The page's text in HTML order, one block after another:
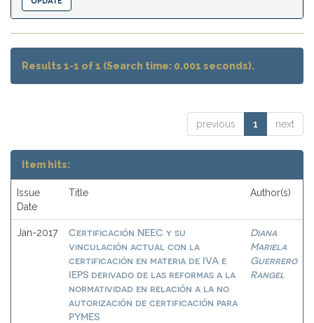
Results 1-1 of 1 (Search time: 0.001 seconds).
previous 1 next
Item hits:
Issue
Date
Title Author(s)
Jan-2017
Certificación NEEC y su
vinculación actual con la
certificación en materia de IVA e
IEPS derivado de las reformas a la
normatividad en relación a la no
autorización de certificación para
PYMES
Diana
Mariela
Guerrero
Rangel